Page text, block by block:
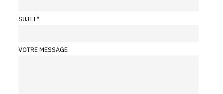
SUJET*
VOTRE MESSAGE